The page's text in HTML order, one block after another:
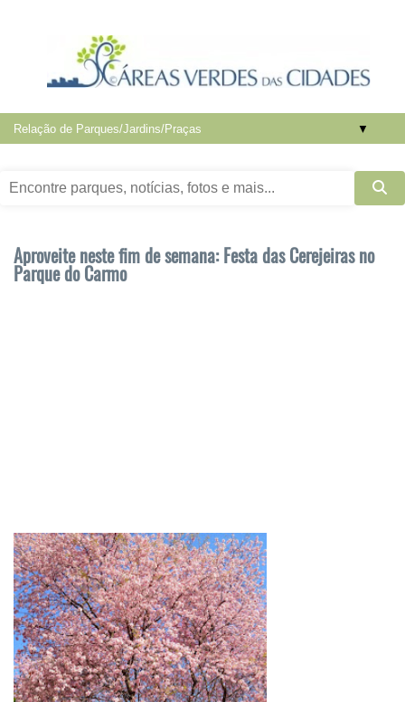
▼
Aproveite neste fim de semana: Festa das Cerejeiras no
Parque do Carmo